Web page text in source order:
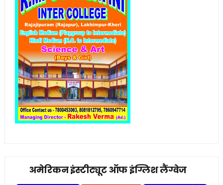
अमेरिकन इंस्टीट्यूट ऑफ इंग्लिश लैंग्वेज